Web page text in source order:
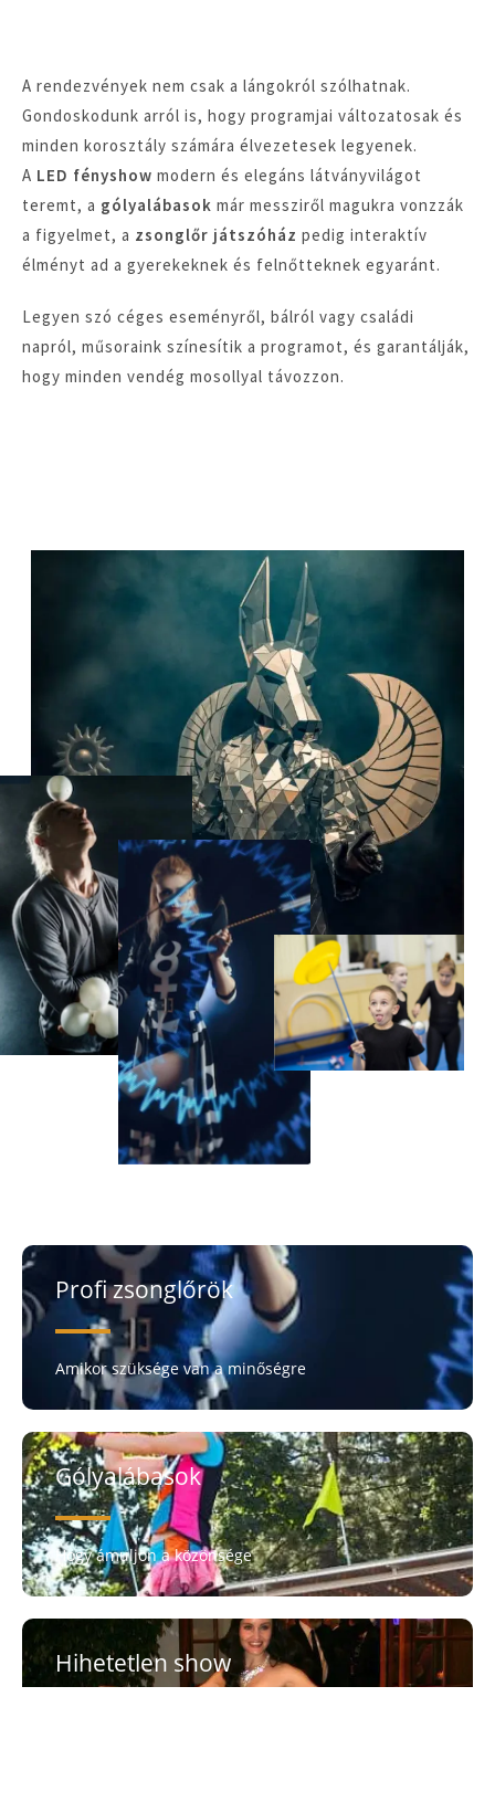
A rendezvények nem csak a lángokról szólhatnak.
Gondoskodunk arról is, hogy programjai változatosak és
minden korosztály számára élvezetesek legyenek.
A LED fényshow modern és elegáns látványvilágot
teremt, a gólyalábasok már messziről magukra vonzzák
a figyelmet, a zsonglőr játszóház pedig interaktív
élményt ad a gyerekeknek és felnőtteknek egyaránt.
Legyen szó céges eseményről, bálról vagy családi
napról, műsoraink színesítik a programot, és garantálják,
hogy minden vendég mosollyal távozzon.
Profi zsonglőrök
Amikor szüksége van a minőségre
Gólyalábasok
Hogy ámuljon a közönsége
Hihetetlen show